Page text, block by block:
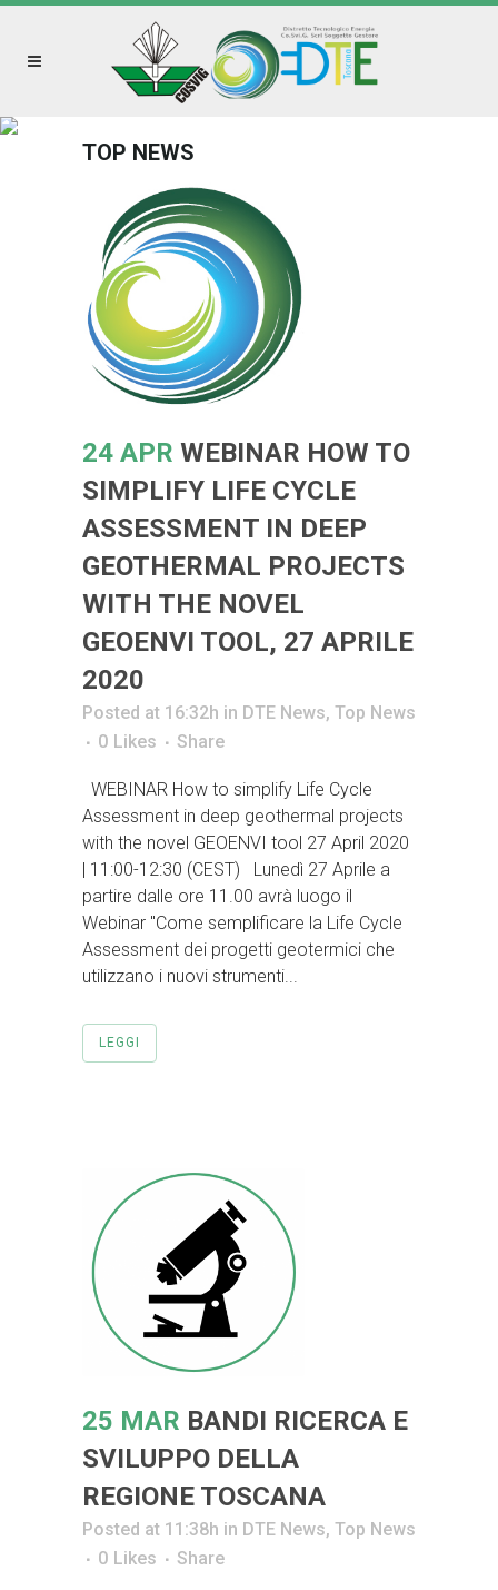
TOP NEWS
24 APR WEBINAR HOW TO
SIMPLIFY LIFE CYCLE
ASSESSMENT IN DEEP
GEOTHERMAL PROJECTS
WITH THE NOVEL
GEOENVI TOOL, 27 APRILE
2020
Posted at 16:32h in DTE News, Top News
0 Likes Share
WEBINAR How to simplify Life Cycle
Assessment in deep geothermal projects
with the novel GEOENVI tool 27 April 2020
| 11:00-12:30 (CEST) Lunedì 27 Aprile a
partire dalle ore 11.00 avrà luogo il
Webinar "Come semplificare la Life Cycle
Assessment dei progetti geotermici che
utilizzano i nuovi strumenti...
LEGGI
25 MAR BANDI RICERCA E
SVILUPPO DELLA
REGIONE TOSCANA
Posted at 11:38h in DTE News, Top News
0 Likes Share